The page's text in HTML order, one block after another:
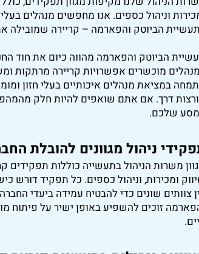
וניהול כספים. אנו מחפשים מנהלים בעלי
הביוטק והפארמה – קריירה שמובילה
הביוטק והפארמה מהווה כיום את חוד
במציאת מנהלים איכותיים בעלי חזון
דרך. אם אתם שואפים להיות חלק
שלכם.
ניהול מגוונים להובלת
משרות הניהול בתעשייה כוללות תפקידים
ומכירות, וניהול כספים. כל תפקיד דורש
צוותים שונים כדי להבטיח עמידה ביעדי
זוכים להשפיע באופן ישיר על פיתוח